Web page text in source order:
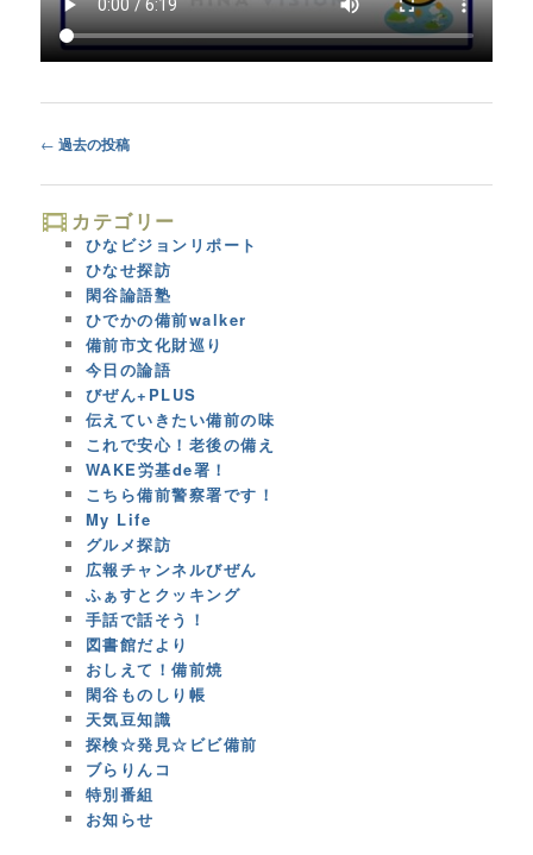
Post
← 過去の投稿
カテゴリー
ひなビジョンリポート
ひなせ探訪
閑谷論語塾
ひでかの備前walker
備前市文化財巡り
今日の論語
びぜん+PLUS
伝えていきたい備前の味
これで安心！老後の備え
WAKE労基de署！
こちら備前警察署です！
My Life
グルメ探訪
広報チャンネルびぜん
ふぁすとクッキング
手話で話そう！
図書館だより
おしえて！備前焼
閑谷ものしり帳
天気豆知識
探検☆発見☆ビビ備前
ブらりんコ
特別番組
お知らせ